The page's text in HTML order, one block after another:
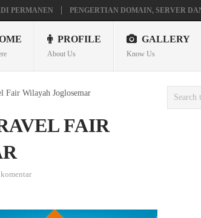
PERMANEN PENGERTIAN DOMAIN, SERVER
PROFILE
About Us
GALLERY
Know Us
Fair Wilayah Joglosemar
FAIR